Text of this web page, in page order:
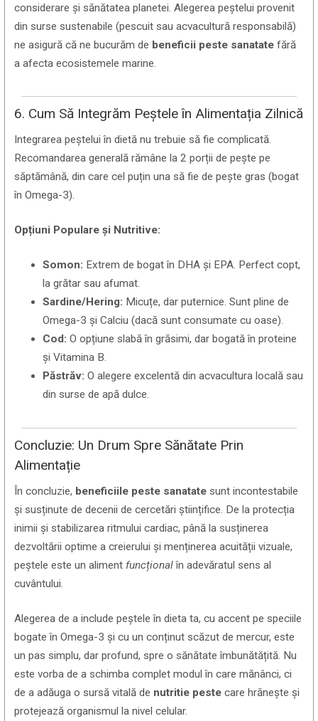
considerare și sănătatea planetei. Alegerea peștelui provenit
din surse sustenabile (pescuit sau acvacultură responsabilă)
ne asigură că ne bucurăm de beneficii peste sanatate fără
a afecta ecosistemele marine.
6. Cum Să Integrăm Peștele în Alimentația Zilnică
Integrarea peștelui în dietă nu trebuie să fie complicată.
Recomandarea generală rămâne la 2 porții de pește pe
săptămână, din care cel puțin una să fie de pește gras (bogat
în Omega-3).
Opțiuni Populare și Nutritive:
Somon: Extrem de bogat în DHA și EPA. Perfect copt,
la grătar sau afumat.
Sardine/Hering: Micuțe, dar puternice. Sunt pline de
Omega-3 și Calciu (dacă sunt consumate cu oase).
Cod: O opțiune slabă în grăsimi, dar bogată în proteine
și Vitamina B.
Păstrăv: O alegere excelentă din acvacultura locală sau
din surse de apă dulce.
Concluzie: Un Drum Spre Sănătate Prin
Alimentație
În concluzie, beneficiile peste sanatate sunt incontestabile
și susținute de decenii de cercetări științifice. De la protecția
inimii și stabilizarea ritmului cardiac, până la susținerea
dezvoltării optime a creierului și menținerea acuității vizuale,
peștele este un aliment funcționalîn adevăratul sens al
cuvântului.
Alegerea de a include peștele în dieta ta, cu accent pe speciile
bogate în Omega-3 și cu un conținut scăzut de mercur, este
un pas simplu, dar profund, spre o sănătate îmbunătățită. Nu
este vorba de a schimba complet modul în care mănânci, ci
de a adăuga o sursă vitală de nutritie peste care hrănește și
protejează organismul la nivel celular.